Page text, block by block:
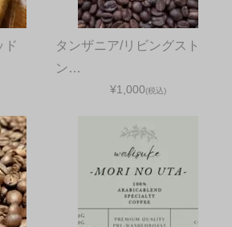
ド
タンザニア/リビングスト
ン…
¥1,000(税込)